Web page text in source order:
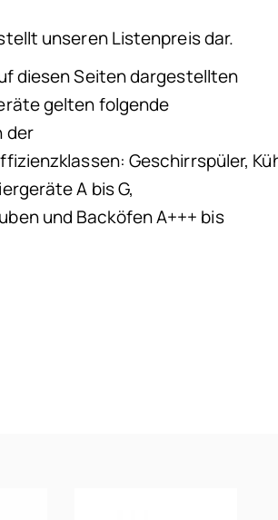
unseren Listenpreis dar.
diesen Seiten dargestellten
gelten folgende
der
Geschirrspüler,
A bis G,
und Backöfen A+++ bis